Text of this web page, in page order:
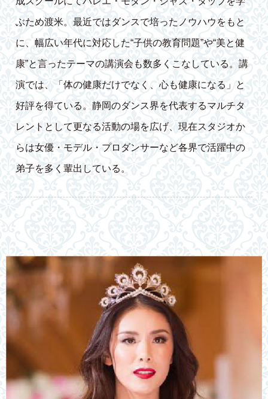
ぶため渡米。最近ではダンスで培ったノウハウをもと
に、幅広い年代に対応した“子供の教育問題”や“美と健
康”と言ったテーマの講演会も数多くこなしている。講
演では、「体の健康だけでなく、心も健康になる」と
好評を得ている。静岡のダンス界を代表するマルチタ
レントとして更なる活動の場を広げ、現在スタジオか
らは女優・モデル・プロダンサーなど各界で活躍中の
弟子を多く輩出している。